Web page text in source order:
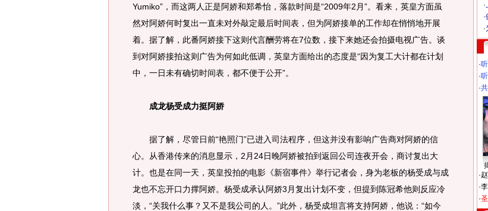
Yumiko”，而这两人正是阿娇和郑希怡，落款时间是“2009年2月”。看来，英皇方面虽
然对阿娇何时复出一直未对外敲定最后时间表，但为阿娇接单的工作却在悄悄地开展
着。据了解，此番阿娇接下这则代言酬劳将在7位数，接下来她还会拍摄电视广告。谈
到对阿娇接拍这则广告为何如此低调，英皇方面给出的态度是“因为复工大计都在计划
中，一日未有确切时间表，都不便于公开”。
成龙杨受成力挺阿娇
据了解，尽管日前“艳照门”已进入司法程序，但这并没有影响广告商对阿娇的信
心。从香港传来的消息显示，2月24日晚阿娇被拍到返回公司连夜开会，商讨复出大
计。也是在同一天，英皇投拍的电影《新宿事件》举行记者会，身为老板的杨受成与成
龙也不忘开口力撑阿娇。杨受成承认阿娇3月复出计划不变，但提到陈冠希他则反应冷
淡，“关我什么事？又不是我公司的人。”此外，杨受成坦言将支持阿娇，他说：“如今
·
·
·
·
·
·
·
·
·